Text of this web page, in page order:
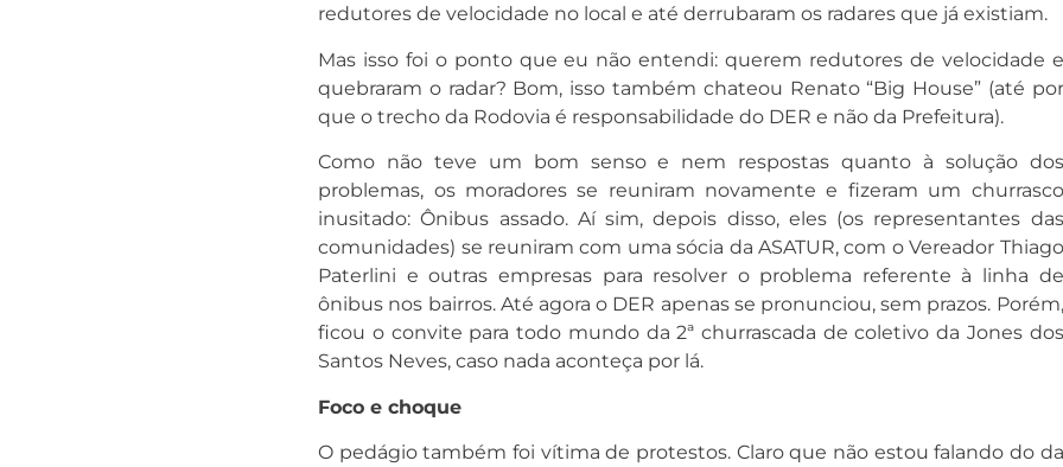
redutores de velocidade no local e até derrubaram os radares que já existiam.
Mas isso foi o ponto que eu não entendi: querem redutores de velocidade e
quebraram o radar? Bom, isso também chateou Renato “Big House” (até por
que o trecho da Rodovia é responsabilidade do DER e não da Prefeitura).
Como não teve um bom senso e nem respostas quanto à solução dos
problemas, os moradores se reuniram novamente e fizeram um churrasco
inusitado: Ônibus assado. Aí sim, depois disso, eles (os representantes das
comunidades) se reuniram com uma sócia da ASATUR, com o Vereador Thiago
Paterlini e outras empresas para resolver o problema referente à linha de
ônibus nos bairros. Até agora o DER apenas se pronunciou, sem prazos. Porém,
ficou o convite para todo mundo da 2ª churrascada de coletivo da Jones dos
Santos Neves, caso nada aconteça por lá.
Foco e choque
O pedágio também foi vítima de protestos. Claro que não estou falando do da